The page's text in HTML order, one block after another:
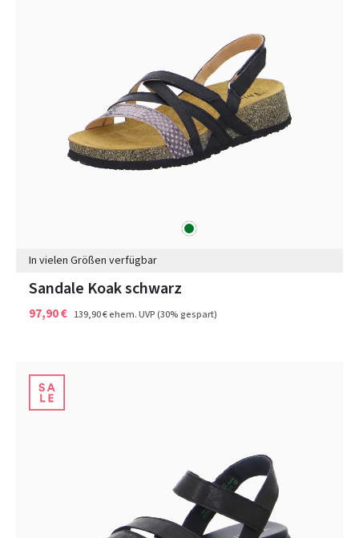
grün
In vielen Größen verfügbar
Sandale Koak schwarz
97,90 € 139,90 €ehem. UVP(30% gespart)